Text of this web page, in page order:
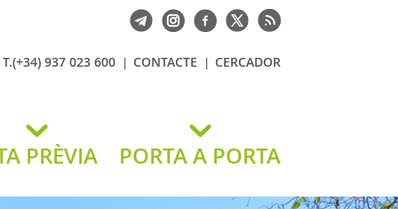
T.(+34) 937 023 600 CONTACTE CERCADOR
PRÈVIA PORTA A PORTA